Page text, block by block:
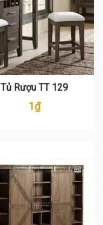
Tủ Rượu TT 129
1₫